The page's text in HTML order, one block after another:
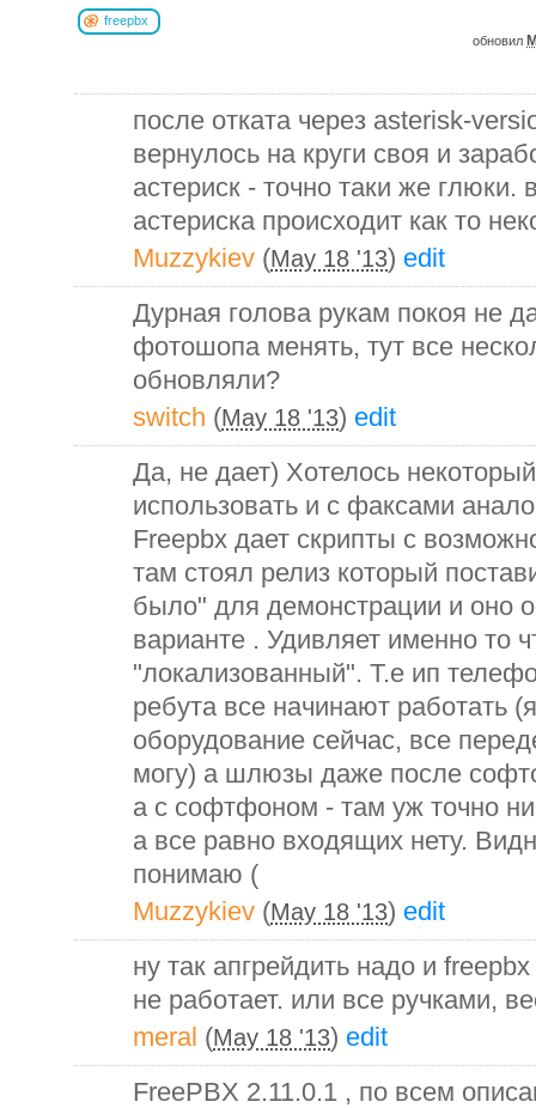
freepbx
обновил
после отката через asterisk-
вернулось на круги своя и
астериск - точно таки же
астериска происходит как то
Muzzykiev (May 18 '13) edit
Дурная голова рукам покоя не
фотошопа менять, тут все
обновляли?
switch (May 18 '13) edit
Да, не дает) Хотелось
использовать и с факсами
Freepbx дает скрипты с
там стоял релиз который
было" для демонстрации и оно
варианте . Удивляет именно то
"локализованный". Т.е ип
ребута все начинают работать
оборудование сейчас, все
могу) а шлюзы даже после
а с софтфоном - там уж точно
а все равно входящих нету.
понимаю (
Muzzykiev (May 18 '13) edit
ну так апгрейдить надо и
не работает. или все ручками,
meral (May 18 '13) edit
FreePBX 2.11.0.1 , по всем